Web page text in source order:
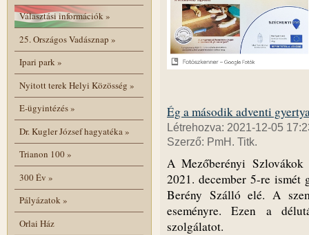
Választási információk»
25. Országos Vadásznap »
Ipari park»
Nyitott terek Helyi Közösség »
E-ügyintézés»
Dr. Kugler József hagyatéka»
Trianon 100»
300 Év »
Pályázatok»
Orlai Ház
Ég a második adventi
Létrehozva: 2021-12-05
Szerző: PmH. Titk.
A Mezőberényi Szlovákok
2021. december 5-re ismét
Berény Szálló elé. A
eseményre. Ezen a
szolgálatot.